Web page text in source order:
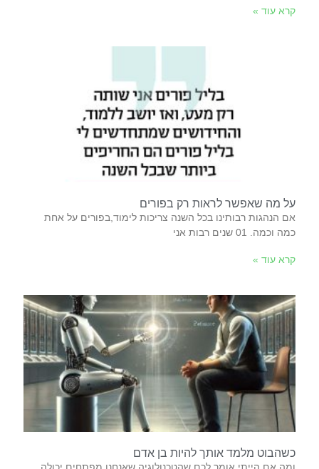
קרא עוד »
על מה שאפשר לראות רק בפורים
אם הנהגות רבותינו בכל השנה צריכות לימוד,בפורים על אחת
כמה וכמה. 01 שנים‭ ‬רבות‭ ‬אני‭
קרא עוד »
כשהבוט מלמד אותך להיות בן אדם